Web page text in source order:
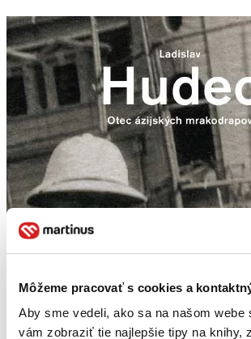
Môžeme pracovať s cookies a
Aby sme vedeli, ako sa na našom webe
vám zobraziť tie najlepšie tipy na knihy,